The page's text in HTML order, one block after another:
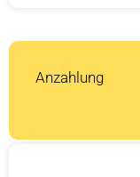
Anzahlung